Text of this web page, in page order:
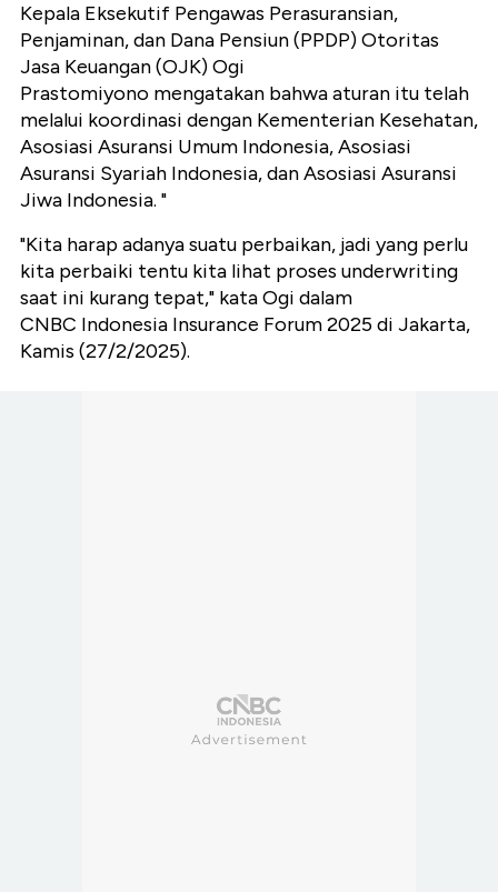
Kepala Eksekutif Pengawas Perasuransian,
Penjaminan, dan Dana Pensiun (PPDP) Otoritas
Jasa Keuangan (OJK) Ogi
Prastomiyono mengatakan bahwa aturan itu telah
melalui koordinasi dengan Kementerian Kesehatan,
Asosiasi Asuransi Umum Indonesia, Asosiasi
Asuransi Syariah Indonesia, dan Asosiasi Asuransi
Jiwa Indonesia. "
"Kita harap adanya suatu perbaikan, jadi yang perlu
kita perbaiki tentu kita lihat proses underwriting
saat ini kurang tepat," kata Ogi dalam
CNBC Indonesia Insurance Forum 2025 di Jakarta,
Kamis (27/2/2025).